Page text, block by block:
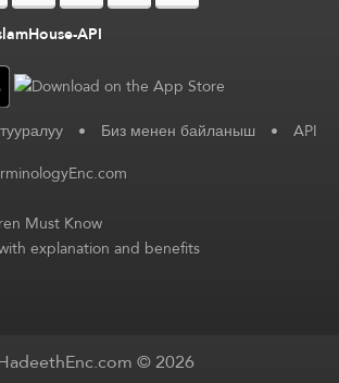
API
• Биз менен байланыш • API
Must Know
explanation and benefits
© 2026